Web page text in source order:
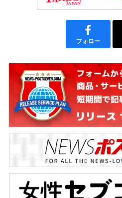
フォロー